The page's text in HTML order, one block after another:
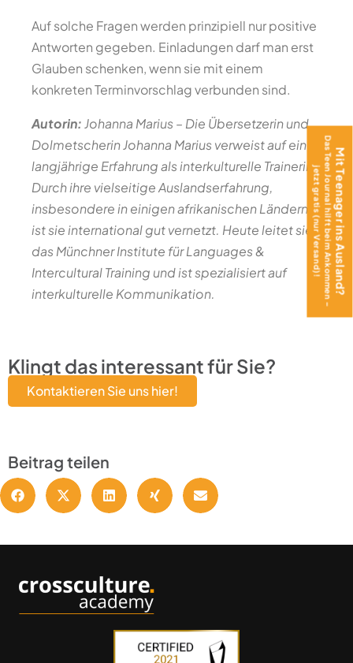
Auf solche Fragen werden prinzipiell nur positive
Antworten gegeben. Einladungen darf man erst
Glauben schenken, wenn sie mit einem
konkreten Terminvorschlag verbunden sind.
Autorin:Johanna Marius – Die Übersetzerin und
Dolmetscherin Johanna Marius verweist auf eine
langjährige Erfahrung als interkulturelle Trainerin.
Durch ihre vielseitige Auslandserfahrung,
insbesondere in einigen afrikanischen Ländern,
ist sie international gut vernetzt. Heute leitet sie
das Münchner Institute für Languages &
Intercultural Training und ist spezialisiert auf
interkulturelle Kommunikation.
Klingt das interessant für Sie?
Kontaktieren Sie uns hier!
Beitrag teilen
Mit Teenager ins Ausland?
Das Teen Journal hilft beim Ankommen –
jetzt gratis (nur Versand)!